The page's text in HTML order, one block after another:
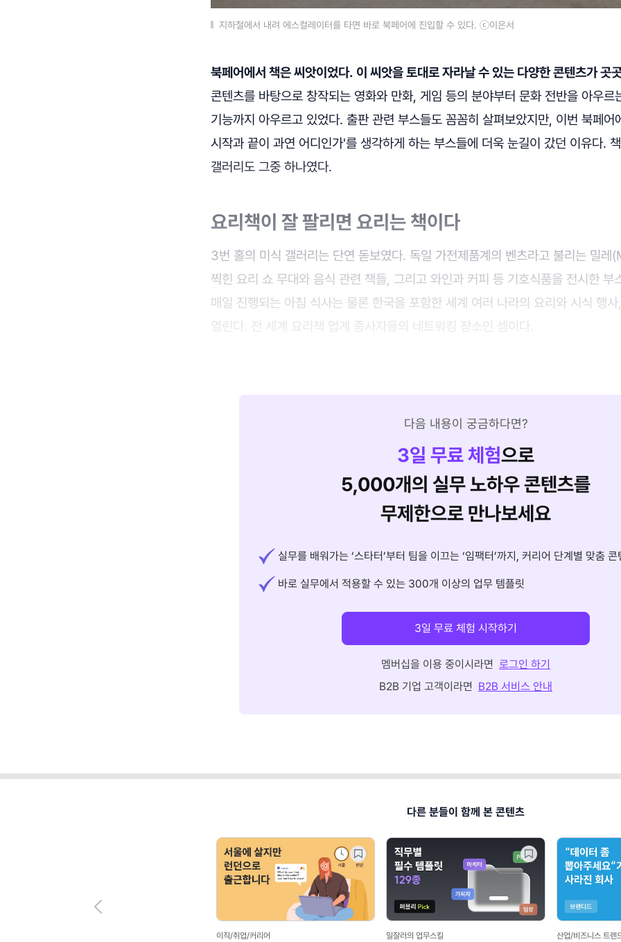
지하철에서 내려 에스컬레이터를 타면 바로 북페어에 진입할 수 있다. ⓒ이은서
북페어에서 책은 씨앗이었다. 이 씨앗을 토대로 자라날 수 있는 다양한 콘텐츠가 곳
콘텐츠를 바탕으로 창작되는 영화와 만화, 게임 등의 분야부터 문화 전반을 아우르
기능까지 아우르고 있었다. 출판 관련 부스들도 꼼꼼히 살펴보았지만, 이번 북페어
시작과 끝이 과연 어디인가'를 생각하게 하는 부스들에 더욱 눈길이 갔던 이유다.
갤러리도 그중 하나였다.
요리책이 잘 팔리면 요리는 책이다
3번 홀의 미식 갤러리는 단연 돋보였다. 독일 가전제품계의 벤츠라고 불리는 밀
찍힌 요리 쇼 무대와 음식 관련 책들, 그리고 와인과 커피 등 기호식품을 전시한 부
매일 진행되는 아침 식사는 물론 한국을 포함한 세계 여러 나라의 요리와 시식 행사
열린다. 전 세계 요리책 업계 종사자들의 네트워킹 장소인 셈이다.
다음 내용이 궁금하다면?
3일 무료 체험으로
5,000개의 실무 노하우 콘텐츠를
무제한으로 만나보세요
실무를 배워가는 ‘스타터’부터 팀을 이끄는 ‘임팩터’까지, 커리어 단계별 맞춤 콘
바로 실무에서 적용할 수 있는 300개 이상의 업무 템플릿
3일 무료 체험 시작하기
멤버십을 이용 중이시라면 로그인 하기
B2B 기업 고객이라면 B2B 서비스 안내
다른 분들이 함께 본 콘텐츠
이직/취업/커리어 일잘러의 업무스킬 산업/비즈니스 트렌